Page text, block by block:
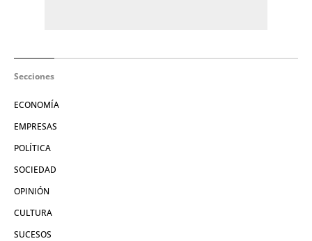
Secciones
ECONOMÍA
EMPRESAS
POLÍTICA
SOCIEDAD
OPINIÓN
CULTURA
SUCESOS